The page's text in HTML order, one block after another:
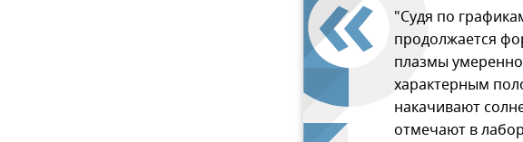
"Судя по
продолжается
плазмы
характерным
накачивают
отмечают в